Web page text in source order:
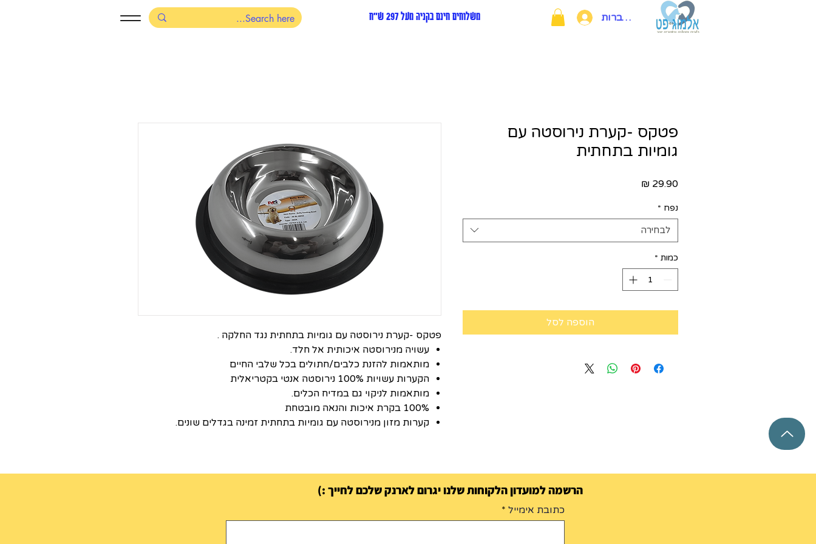
משלוחים חינם בקניה מעל 297 ש"ח להתחברות
פטקס -קערת נירוסטה עם גומיות בתחתית נגד החלקה .
עשויה מנירוסטה איכותית אל חלד.
מותאמות להזנת כלבים/חתולים בכל שלבי החיים
הקערות עשויות 100% נירוסטה אנטי בקטריאלית
מותאמות לניקוי גם במדיח הכלים.
100% בקרת איכות והנאה מובטחת
קערות מזון מנירוסטה עם גומיות בתחתית זמינה בגדלים שונים.
פטקס -קערת נירוסטה עם
גומיות בתחתית
נפח *
לבחירה
כמות *
הוספה לסל
הרשמה למועדון הלקוחות שלנו יגרום לארנק שלכם לחייך :)
כתובת אימייל